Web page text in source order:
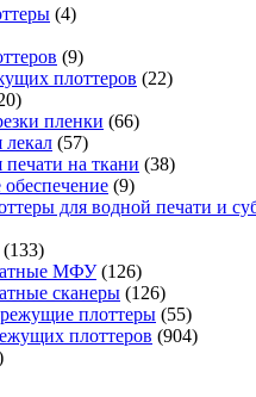
(4)
(9)
плоттеров (22)
пленки (66)
лекал (57)
на ткани (38)
(9)
для водной печати и
(133)
МФУ(126)
сканеры (126)
плоттеры (55)
плоттеров (904)